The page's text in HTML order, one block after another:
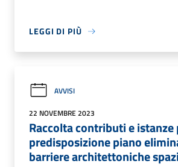
LEGGI DI PIÙ
AVVISI
22 NOVEMBRE 2023
Raccolta contributi e istanze
predisposizione piano
barriere architettoniche